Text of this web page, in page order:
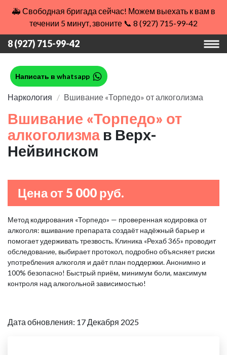
🚑 Свободная бригада сейчас! Можем выехать к вам в
течении 5 минут, звоните 📞 8 (927) 715-99-42
8 (927) 715-99-42
Написать в whatsapp
Наркология Вшивание «Торпедо» от алкоголизма
Вшивание «Торпедо» от
алкоголизма в Верх-
Нейвинском
Цена от 5 000 руб.
Метод кодирования «Торпедо» — проверенная кодировка от
алкоголя: вшивание препарата создаёт надёжный барьер и
помогает удерживать трезвость. Клиника «Рехаб 365» проводит
обследование, выбирает протокол, подробно объясняет риски
употребления алкоголя и даёт план поддержки. Анонимно и
100% безопасно! Быстрый приём, минимум боли, максимум
контроля над алкогольной зависимостью!
Дата обновления: 17 Декабря 2025